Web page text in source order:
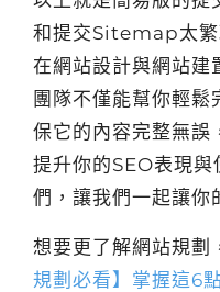
和提交Sitemap太繁
在網站設計與網站建
團隊不僅能幫你輕
保它的內容完整無誤
提升你的SEO表現
們，讓我們一起讓你
想要更了解網站規劃
規劃必看】掌握這6